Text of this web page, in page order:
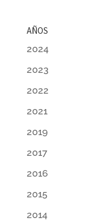
AÑOS
2024
2023
2022
2021
2019
2017
2016
2015
2014